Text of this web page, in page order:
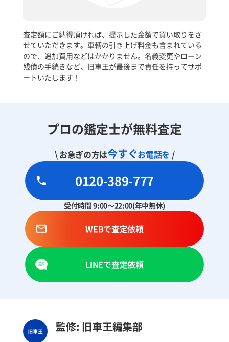
査定額にご納得頂ければ、提示した金額で買い取りをさ
せていただきます。車輌の引き上げ料金も含まれている
ので、追加費用などはかかりません。名義変更やローン
残債の手続きなど、旧車王が最後まで責任を持ってサポ
ートいたします！
プロの鑑定士が無料査定
\ お急ぎの方は今すぐお電話を /
0120-389-777
受付時間 9:00～22:00(年中無休)
WEBで査定依頼
LINEで査定依頼
監修: 旧車王編集部